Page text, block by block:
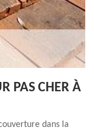
PAS CHER À
dans la